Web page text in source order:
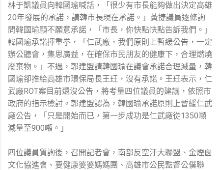
林于凱議員向韓國瑜喊話，「很少有市長能夠做出決定高雄
20年發展的承諾，請韓市長現在承諾。」黃捷議員逐條詢
問韓國瑜願不願意承諾，「市長，你快點快點告訴我們。」
韓國瑜承諾揮重拳，「仁武廠，我們原則上暫緩公告，一定
辦公聽會，集思廣益，在確保市民朋友的健康下，合理燃燒
廢棄物。」不過，郭建盟請韓國瑜在議會承諾合理減量，韓
國瑜卻推給高雄市環保局長王玨，沒有承諾。王玨表示，仁
武廠ROT案目前還沒公告，將考量四位議員的建議，依照市
政府的指示檢討。郭建盟認為，韓國瑜承諾原則上暫緩仁武
廠公告，「只是開始而已，第一步成功是仁武廠從1350噸
減量至900噸。」
四位議員質詢後，召開記者會，南部反空汙大聯盟、金煙囪
文化協進會、要健康婆婆媽媽團、高雄市公民監督公僕聯